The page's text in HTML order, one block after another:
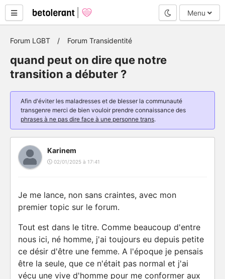
Mode nuit
Menu
Forum LGBT Forum Transidentité
quand peut on dire que notre
transition a débuter ?
Afin d'éviter les maladresses et de blesser la communauté
transgenre merci de bien vouloir prendre connaissance des
phrases à ne pas dire face à une personne trans.
Karinem
02/01/2025 à 17:41
Je me lance, non sans craintes, avec mon
premier topic sur le forum.
Tout est dans le titre. Comme beaucoup d'entre
nous ici, né homme, j'ai toujours eu depuis petite
ce désir d'être une femme. A l'époque je pensais
être la seule, que ce n'était pas normal et j'ai
vécu une vive d'homme pour me conformer aux